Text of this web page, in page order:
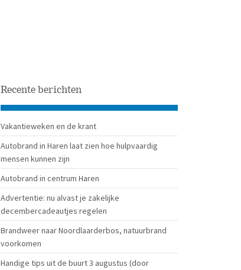
Recente berichten
Vakantieweken en de krant
Autobrand in Haren laat zien hoe hulpvaardig
mensen kunnen zijn
Autobrand in centrum Haren
Advertentie: nu alvast je zakelijke
decembercadeautjes regelen
Brandweer naar Noordlaarderbos, natuurbrand
voorkomen
Handige tips uit de buurt 3 augustus (door